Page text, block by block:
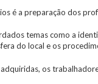
é a preparação dos
temas como a
do local e os
os